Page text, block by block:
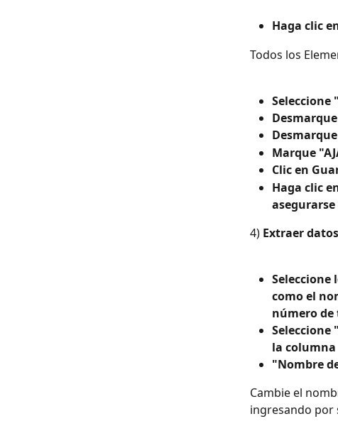
Haga clic
Todos los
Seleccione
Marque
Clic en
Haga clic
4) Extraer
Seleccione
como el
número de
Seleccione
la columna
"Nombre
Cambie el
ingresando por